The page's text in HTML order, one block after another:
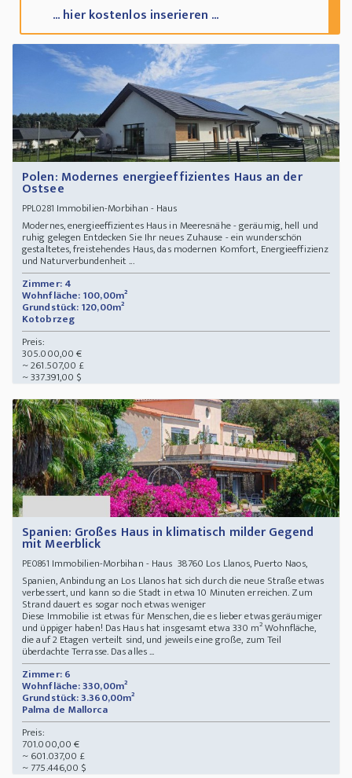
... hier kostenlos inserieren ...
Polen: Modernes energieeffizientes Haus an der
Ostsee
PPL0281 Immobilien-Morbihan - Haus
Modernes, energieeffizientes Haus in Meeresnähe - geräumig, hell und
ruhig gelegen Entdecken Sie Ihr neues Zuhause - ein wunderschön
gestaltetes, freistehendes Haus, das modernen Komfort, Energieeffizienz
und Naturverbundenheit ...
Zimmer: 4
Wohnfläche: 100,00m²
Grundstück: 120,00m²
Kotobrzeg
Preis:
305.000,00 €
~ 261.507,00 £
~ 337.391,00 $
Spanien: Großes Haus in klimatisch milder Gegend
mit Meerblick
PE0861 Immobilien-Morbihan - Haus 38760 Los Llanos, Puerto Naos,
Spanien, Anbindung an Los Llanos hat sich durch die neue Straße etwas
verbessert, und kann so die Stadt in etwa 10 Minuten erreichen. Zum
Strand dauert es sogar noch etwas weniger
Diese Immobilie ist etwas für Menschen, die es lieber etwas geräumiger
und üppiger haben! Das Haus hat insgesamt etwa 330 m² Wohnfläche,
die auf 2 Etagen verteilt sind, und jeweils eine große, zum Teil
überdachte Terrasse. Das alles ...
Zimmer: 6
Wohnfläche: 330,00m²
Grundstück: 3.360,00m²
Palma de Mallorca
Preis:
701.000,00 €
~ 601.037,00 £
~ 775.446,00 $